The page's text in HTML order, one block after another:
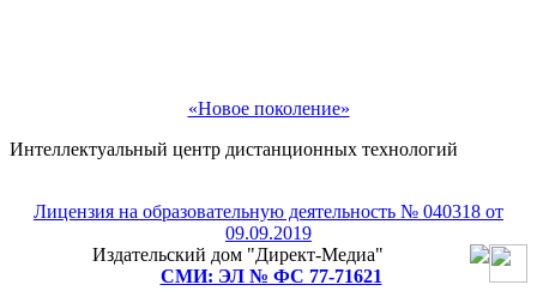
«Новое поколение»
Интеллектуальный центр дистанционных технологий
Лицензия на образовательную деятельность № 040318 от
09.09.2019
Издательский дом "Директ-Медиа"
СМИ: ЭЛ № ФС 77-71621